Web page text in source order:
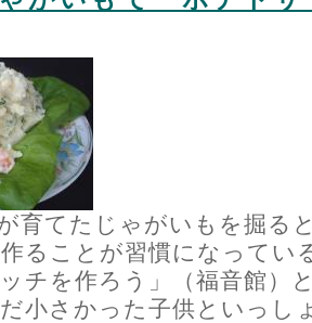
育てたじゃがいもを掘
ることが習慣になってい
ッチを作ろう」（福音館）
小さかった子供といっし